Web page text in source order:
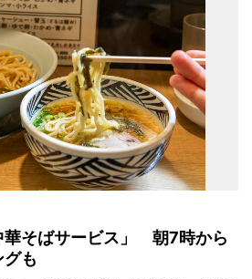
華そばサービス」 朝7時から
も